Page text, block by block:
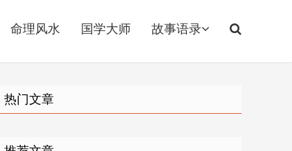
命理风水 国学大师 故事语录
热门文章